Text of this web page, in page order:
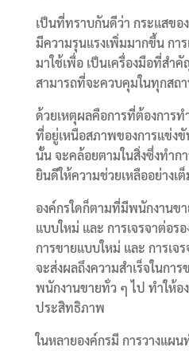
เป็นที่ทราบกันดีว่า กระแสขอ
มีความรุนแรงเพิ่มมากขึ้น กา
มาใช้เพื่อ เป็นเครื่องมือที่สำ
สามารถที่จะควบคุมในทุกสถ
ด้วยเหตุผลคือการที่ต้องการท
ที่อยู่เหนือสภาพของการแข่ง
นั้น จะคล้อยตามในสิ่งซึ่งทำก
ยินดีให้ความช่วยเหลืออย่างเ
องค์กรใดก็ตามที่มีพนักงานข
แบบใหม่ และ การเจรจาต่อร
การขายแบบใหม่ และ การเจ
จะส่งผลถึงความสำเร็จในกา
พนักงานขายทั่ว ๆ ไป ทำให้อ
ประสิทธิภาพ
ในหลายองค์กรมี การวางแผ